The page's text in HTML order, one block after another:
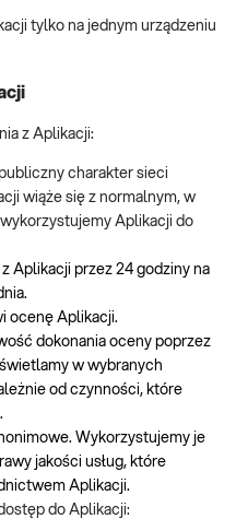
tylko na jednym urządzeniu
z Aplikacji:
charakter sieci
wiąże się z normalnym, w
Aplikacji do
Aplikacji przez 24 godziny na
ocenę Aplikacji.
dokonania oceny poprzez
w wybranych
od czynności, które
Wykorzystujemy je
jakości usług, które
Aplikacji.
do Aplikacji: